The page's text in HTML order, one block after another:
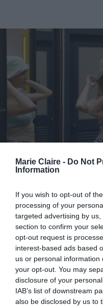
Marie Claire - Do Not
Information
If you wish to opt-out of
processing of your
targeted advertising by
section to confirm your
opt-out request is
interest-based ads based
us or personal
your opt-out. You may
disclosure of your
IAB’s list of downstream
also be disclosed by us to
Καλοκαίρι 2023: 5
ADVERTISEMENT